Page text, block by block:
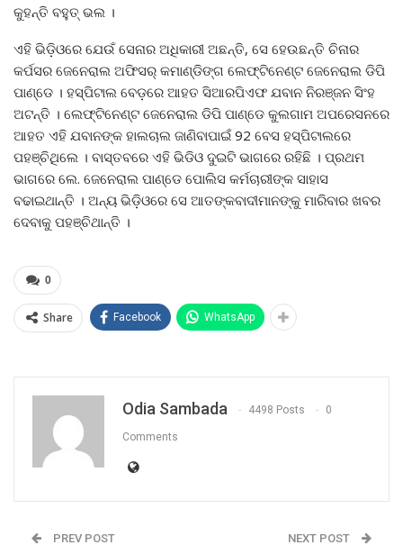
କୁହନ୍ତି ବହୁତ୍ ଭଲ ।
ଏହି ଭିଡ଼ିଓରେ ଯେଉଁ ସେନାର ଅଧିକାରୀ ଅଛନ୍ତି, ସେ ହେଉଛନ୍ତି ଚିନାର
କର୍ପସର ଜେନେରାଲ ଅଫିସର୍ କମାଣ୍ଡିଙ୍ଗ ଲେଫ୍ଟିନେଣ୍ଟ ଜେନେରାଲ ଡିପି
ପାଣ୍ଡେ । ହସ୍ପିଟାଲ ବେଡ଼ରେ ଆହତ ସିଆରପିଏଫ ଯବାନ ନିରଞ୍ଜନ ସିଂହ
ଅଟନ୍ତି । ଲେଫ୍ଟିନେଣ୍ଟ ଜେନେରାଲ ଡିପି ପାଣ୍ଡେ କୁଲଗାମ ଅପରେସନରେ
ଆହତ ଏହି ଯବାନଙ୍କ ହାଲଚାଲ ଜାଣିବାପାଇଁ 92 ବେସ ହସ୍ପିଟାଲରେ
ପହଞ୍ଚିଥିଲେ । ବାସ୍ତବରେ ଏହି ଭିଡିଓ ଦୁଇଟି ଭାଗରେ ରହିଛି । ପ୍ରଥମ
ଭାଗରେ ଲେ. ଜେନେରାଲ ପାଣ୍ଡେ ପୋଲିସ କର୍ମଚାରୀଙ୍କ ସାହାସ
ବଢାଇଥାନ୍ତି । ଅନ୍ୟ ଭିଡ଼ିଓରେ ସେ ଆତଙ୍କବାଦୀମାନଙ୍କୁ ମାରିବାର ଖବର
ଦେବାକୁ ପହଞ୍ଚିଥାନ୍ତି ।
0
Share Facebook WhatsApp
Odia Sambada 4498 Posts 0
Comments
PREV POST NEXT POST